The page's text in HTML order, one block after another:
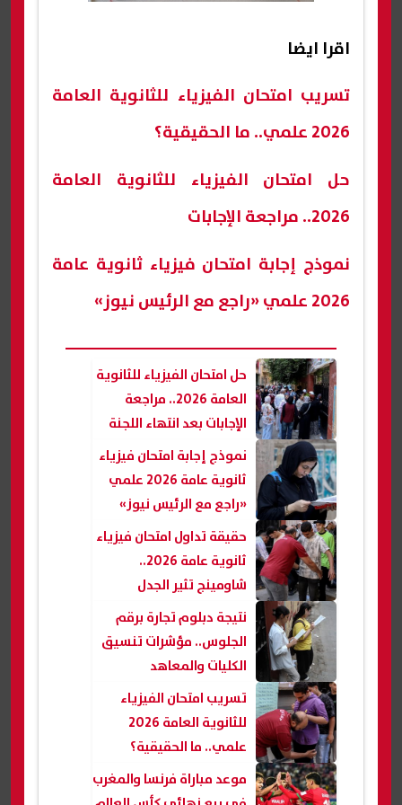
اقرا ايضا
تسريب امتحان الفيزياء للثانوية العامة
2026 علمي.. ما الحقيقية؟
حل امتحان الفيزياء للثانوية العامة
2026.. مراجعة الإجابات
نموذج إجابة امتحان فيزياء ثانوية عامة
2026 علمي «راجع مع الرئيس نيوز»
حل امتحان الفيزياء للثانوية
العامة 2026.. مراجعة
الإجابات بعد انتهاء اللجنة
نموذج إجابة امتحان فيزياء
ثانوية عامة 2026 علمي
«راجع مع الرئيس نيوز»
حقيقة تداول امتحان فيزياء
ثانوية عامة 2026..
شاومينج تثير الجدل
نتيجة دبلوم تجارة برقم
الجلوس.. مؤشرات تنسيق
الكليات والمعاهد
تسريب امتحان الفيزياء
للثانوية العامة 2026
علمي.. ما الحقيقية؟
موعد مباراة فرنسا والمغرب